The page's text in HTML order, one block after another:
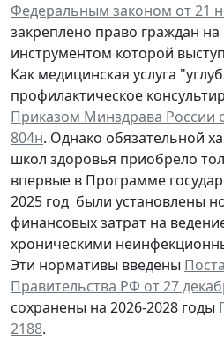
Федеральным законом от 21
закреплено право граждан на
инструментом которой
Как медицинская услуга
профилактическое
Приказом Минздрава России
804н. Однако обязательной
школ здоровья приобрело
впервые в Программе
2025 год были установлены
финансовых затрат на
хроническими
Эти нормативы введены
Правительства РФ от 27
сохранены на 2026-2028 годы
2188.